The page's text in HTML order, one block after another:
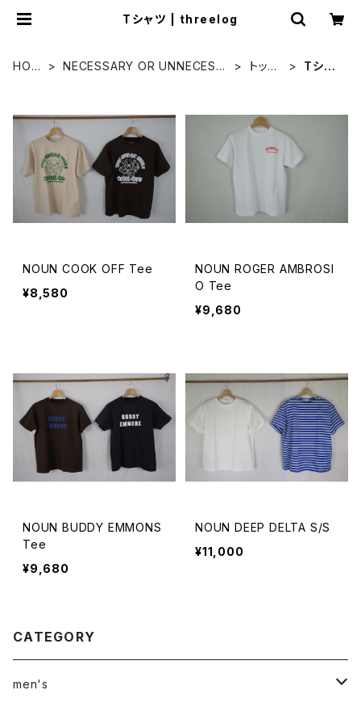
Tシャツ | threelog
HOM
NECESSARY OR UNNECESS
トップ
Tシャ
NOUN COOK OFF Tee
¥8,580
NOUN ROGER AMBROSI
O Tee
¥9,680
NOUN BUDDY EMMONS
Tee
¥9,680
NOUN DEEP DELTA S/S
¥11,000
CATEGORY
men's